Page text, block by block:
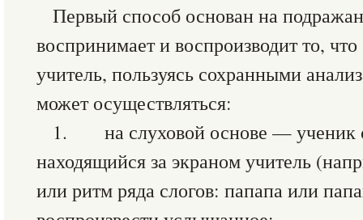
Первый способ основан на
воспринимает и воспроизводит то,
учитель, пользуясь сохранными
может осуществляться:
1. на слуховой основе — ученик
находящийся за экраном учитель
или ритм ряда слогов: папапа или